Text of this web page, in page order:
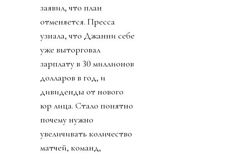
заявил, что план
отменяется. Пресса
узнала, что Джанни себе
уже выторговал
зарплату в 30 миллионов
долларов в год, и
дивиденды от нового
юр лица. Стало понятно
почему нужно
увеличивать количество
матчей, команд,